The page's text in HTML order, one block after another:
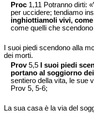
Proc 1,11 Potranno dirti:
per uccidere; tendiamo
inghiottiamoli vivi,
come quelli che
I suoi piedi scendono alla
dei morti.
Prov5,5
I suoi piedi
portano al soggiorno
sentiero della vita, le sue
Prov 5, 5-6;
La sua casa è la via del